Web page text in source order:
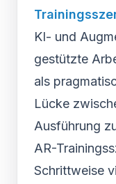
KI- und
gestützte
als
Lücke
Ausführung
AR-
Schrittweise